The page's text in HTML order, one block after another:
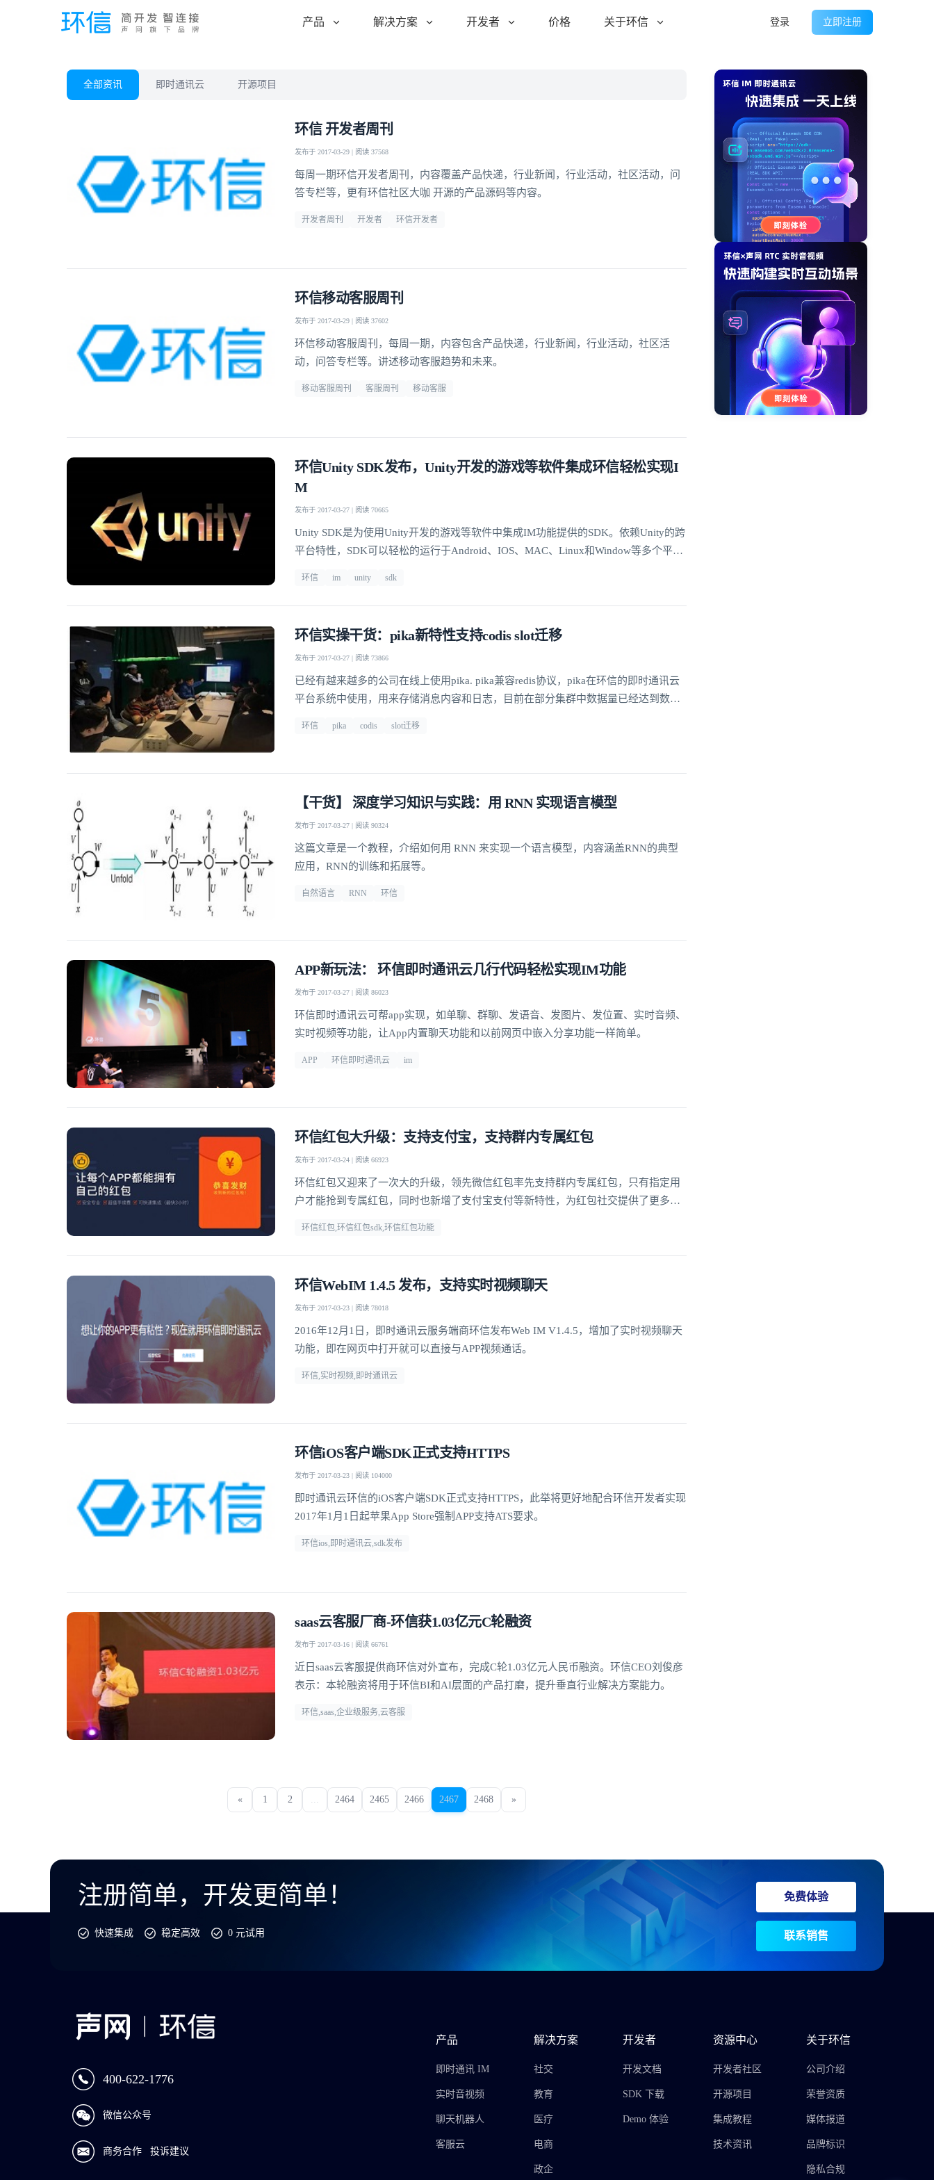
产品 解决方案 开发者 价格 关于环信 登录 立即注册
全部资讯 即时通讯云 开源项目
环信 开发者周刊
发布于 2017-03-29 | 阅读 37568
每周一期环信开发者周刊，内容覆盖产品快递，行业新闻，行业活动，社区活动，问
答专栏等，更有环信社区大咖 开源的产品源码等内容。
开发者周刊 开发者 环信开发者
环信移动客服周刊
发布于 2017-03-29 | 阅读 37602
环信移动客服周刊，每周一期，内容包含产品快递，行业新闻，行业活动，社区活
动，问答专栏等。讲述移动客服趋势和未来。
移动客服周刊 客服周刊 移动客服
环信Unity SDK发布，Unity开发的游戏等软件集成环信轻松实现I
M
发布于 2017-03-27 | 阅读 70665
Unity SDK是为使用Unity开发的游戏等软件中集成IM功能提供的SDK。依赖Unity的跨
平台特性，SDK可以轻松的运行于Android、IOS、MAC、Linux和Window等多个平台
环信 im unity sdk
环信实操干货：pika新特性支持codis slot迁移
发布于 2017-03-27 | 阅读 73866
已经有越来越多的公司在线上使用pika. pika兼容redis协议，pika在环信的即时通讯云
平台系统中使用，用来存储消息内容和日志，目前在部分集群中数据量已经达到数
环信 pika codis slot迁移
【干货】 深度学习知识与实践：用 RNN 实现语言模型
发布于 2017-03-27 | 阅读 90324
这篇文章是一个教程，介绍如何用 RNN 来实现一个语言模型，内容涵盖RNN的典型
应用，RNN的训练和拓展等。
自然语言 RNN 环信
APP新玩法： 环信即时通讯云几行代码轻松实现IM功能
发布于 2017-03-27 | 阅读 86023
环信即时通讯云可帮app实现，如单聊、群聊、发语音、发图片、发位置、实时音频、
实时视频等功能，让App内置聊天功能和以前网页中嵌入分享功能一样简单。
APP 环信即时通讯云 im
环信红包大升级：支持支付宝，支持群内专属红包
发布于 2017-03-24 | 阅读 66923
环信红包又迎来了一次大的升级，领先微信红包率先支持群内专属红包，只有指定用
户才能抢到专属红包，同时也新增了支付宝支付等新特性，为红包社交提供了更多的
环信红包,环信红包sdk,环信红包功能
环信WebIM 1.4.5 发布，支持实时视频聊天
发布于 2017-03-23 | 阅读 78018
2016年12月1日，即时通讯云服务端商环信发布Web IM V1.4.5，增加了实时视频聊天
功能，即在网页中打开就可以直接与APP视频通话。
环信,实时视频,即时通讯云
环信iOS客户端SDK正式支持HTTPS
发布于 2017-03-23 | 阅读 104000
即时通讯云环信的iOS客户端SDK正式支持HTTPS，此举将更好地配合环信开发者实现
2017年1月1日起苹果App Store强制APP支持ATS要求。
环信ios,即时通讯云,sdk发布
saas云客服厂商-环信获1.03亿元C轮融资
发布于 2017-03-16 | 阅读 66761
近日saas云客服提供商环信对外宣布，完成C轮1.03亿元人民币融资。环信CEO刘俊彦
表示：本轮融资将用于环信BI和AI层面的产品打磨，提升垂直行业解决方案能力。
环信,saas,企业级服务,云客服
« 1 2 2464 2465 2466 2467 2468 »
注册简单，开发更简单！
快速集成 稳定高效 0 元试用
免费体验
联系销售
400-622-1776
微信公众号
商务合作 投诉建议
产品
即时通讯 IM
实时音视频
聊天机器人
客服云
解决方案
社交
教育
医疗
电商
政企
开发者
开发文档
SDK 下载
Demo 体验
资源中心
开发者社区
开源项目
集成教程
技术资讯
关于环信
公司介绍
荣誉资质
媒体报道
品牌标识
隐私合规
我已阅读并同意
提交
不了，谢谢
登录即时通讯云